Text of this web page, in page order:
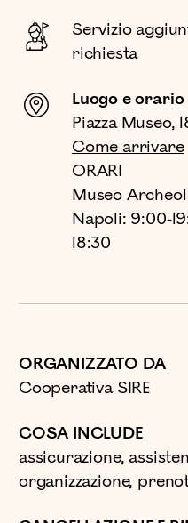
Servizio
richiesta
Luogo e
Piazza Museo,
Come arrivare
ORARI
Museo
Napoli: 9:00-
18:30
ORGANIZZATO DA
Cooperativa SIRE
COSA INCLUDE
assicurazione,
organizzazione,